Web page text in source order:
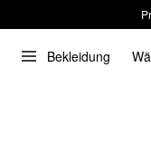
Bekleidung